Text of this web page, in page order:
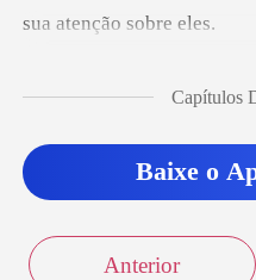
Capítulos
Baixe o
Anterior